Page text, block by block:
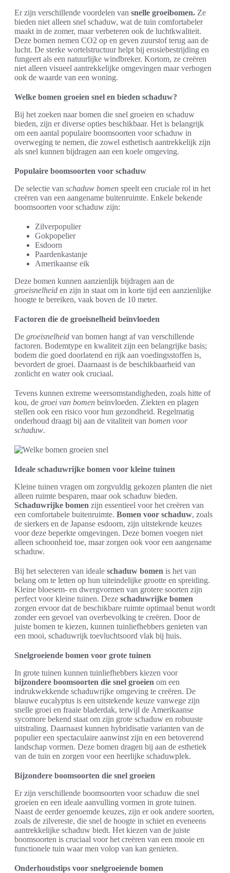
Er zijn verschillende voordelen van snelle groeibomen. Ze
bieden niet alleen snel schaduw, wat de tuin comfortabeler
maakt in de zomer, maar verbeteren ook de luchtkwaliteit.
Deze bomen nemen CO2 op en geven zuurstof terug aan de
lucht. De sterke wortelstructuur helpt bij erosiebestrijding en
fungeert als een natuurlijke windbreker. Kortom, ze creëren
niet alleen visueel aantrekkelijke omgevingen maar verhogen
ook de waarde van een woning.
Welke bomen groeien snel en bieden schaduw?
Bij het zoeken naar bomen die snel groeien en schaduw
bieden, zijn er diverse opties beschikbaar. Het is belangrijk
om een aantal populaire boomsoorten voor schaduw in
overweging te nemen, die zowel esthetisch aantrekkelijk zijn
als snel kunnen bijdragen aan een koele omgeving.
Populaire boomsoorten voor schaduw
De selectie van schaduw bomen speelt een cruciale rol in het
creëren van een aangename buitenruimte. Enkele bekende
boomsoorten voor schaduw zijn:
Zilverpopulier
Gokpopelier
Esdoorn
Paardenkastanje
Amerikaanse eik
Deze bomen kunnen aanzienlijk bijdragen aan de
groeisnelheid en zijn in staat om in korte tijd een aanzienlijke
hoogte te bereiken, vaak boven de 10 meter.
Factoren die de groeisnelheid beïnvloeden
De groeisnelheid van bomen hangt af van verschillende
factoren. Bodemtype en kwaliteit zijn een belangrijke basis;
bodem die goed doorlatend en rijk aan voedingsstoffen is,
bevordert de groei. Daarnaast is de beschikbaarheid van
zonlicht en water ook cruciaal.
Tevens kunnen extreme weersomstandigheden, zoals hitte of
kou, de groei van bomen beïnvloeden. Ziekten en plagen
stellen ook een risico voor hun gezondheid. Regelmatig
onderhoud draagt bij aan de vitaliteit van bomen voor
schaduw.
Ideale schaduwrijke bomen voor kleine tuinen
Kleine tuinen vragen om zorgvuldig gekozen planten die niet
alleen ruimte besparen, maar ook schaduw bieden.
Schaduwrijke bomen zijn essentieel voor het creëren van
een comfortabele buitenruimte. Bomen voor schaduw, zoals
de sierkers en de Japanse esdoorn, zijn uitstekende keuzes
voor deze beperkte omgevingen. Deze bomen voegen niet
alleen schoonheid toe, maar zorgen ook voor een aangename
schaduw.
Bij het selecteren van ideale schaduw bomen is het van
belang om te letten op hun uiteindelijke grootte en spreiding.
Kleine bloesem- en dwergvormen van grotere soorten zijn
perfect voor kleine tuinen. Deze schaduwrijke bomen
zorgen ervoor dat de beschikbare ruimte optimaal benut wordt
zonder een gevoel van overbevolking te creëren. Door de
juiste bomen te kiezen, kunnen tuinliefhebbers genieten van
een mooi, schaduwrijk toevluchtsoord vlak bij huis.
Snelgroeiende bomen voor grote tuinen
In grote tuinen kunnen tuinliefhebbers kiezen voor
bijzondere boomsoorten die snel groeien om een
indrukwekkende schaduwrijke omgeving te creëren. De
blauwe eucalyptus is een uitstekende keuze vanwege zijn
snelle groei en fraaie bladerdak, terwijl de Amerikaanse
sycomore bekend staat om zijn grote schaduw en robuuste
uitstraling. Daarnaast kunnen hybridisatie varianten van de
populier een spectaculaire aanwinst zijn en een betoverend
landschap vormen. Deze bomen dragen bij aan de esthetiek
van de tuin en zorgen voor een heerlijke schaduwplek.
Bijzondere boomsoorten die snel groeien
Er zijn verschillende boomsoorten voor schaduw die snel
groeien en een ideale aanvulling vormen in grote tuinen.
Naast de eerder genoemde keuzes, zijn er ook andere soorten,
zoals de zilvereste, die snel de hoogte in schiet en eveneens
aantrekkelijke schaduw biedt. Het kiezen van de juiste
boomsoorten is cruciaal voor het creëren van een mooie en
functionele tuin waar men volop van kan genieten.
Onderhoudstips voor snelgroeiende bomen